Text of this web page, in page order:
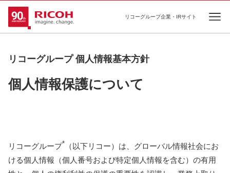
リコーグループ企業・IRサイト
リコーグループ 個人情報基本方針
個人情報保護について
リコーグループ*
（以下リコー）は、グローバル情報社会にお
ける個人情報（個人番号および特定個人情報を含む）の有用